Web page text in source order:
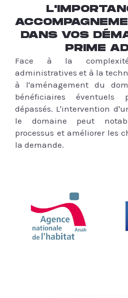
DANS VOS
PRIME
Face à la
administratives et à la
à l'aménagement du
bénéficiaires
dépassés. L'intervention
le domaine peut
processus et améliorer les
la demande.